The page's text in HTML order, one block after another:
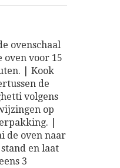
ovenschaal
oven voor 15
| Kook
de
volgens
op
|
de oven naar
en laat
3